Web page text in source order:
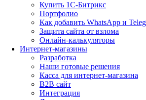
Купить 1С-Битрикс
Портфолио
Как добавить WhatsApp и
Защита сайта от взлома
Онлайн-калькуляторы
Интернет-магазины
Разработка
Наши готовые решения
Касса для интернет-магазина
B2B сайт
Интеграция